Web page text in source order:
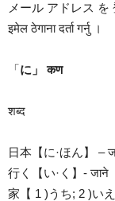
メール アドレス を
इमेल ठेगाना दर्ता गर्नु ।
「に」 कण
शब्द
日本【に·ほん】 –
行く【い·く】- जाने
家【 1 )うち; 2 )い